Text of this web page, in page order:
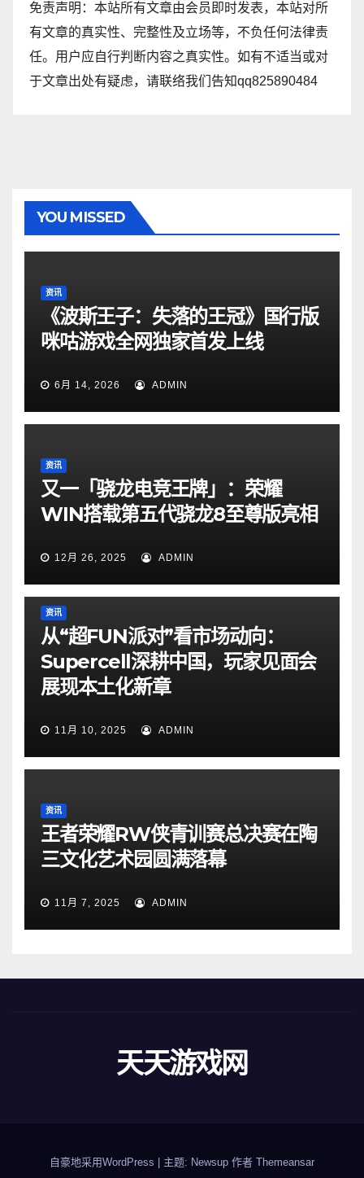
免责声明：本站所有文章由会员即时发表，本站对所
有文章的真实性、完整性及立场等，不负任何法律责
任。用户应自行判断内容之真实性。如有不适当或对
于文章出处有疑虑，请联络我们告知qq825890484
YOU MISSED
资讯
《波斯王子：失落的王冠》国行版
咪咕游戏全网独家首发上线
6月 14, 2026 ADMIN
资讯
又一「骁龙电竞王牌」：荣耀
WIN搭载第五代骁龙8至尊版亮相
12月 26, 2025 ADMIN
资讯
从“超FUN派对”看市场动向：
Supercell深耕中国，玩家见面会
展现本土化新章
11月 10, 2025 ADMIN
资讯
王者荣耀RW侠青训赛总决赛在陶
三文化艺术园圆满落幕
11月 7, 2025 ADMIN
天天游戏网
自豪地采用WordPress 主题: Newsup 作者 Themeansar